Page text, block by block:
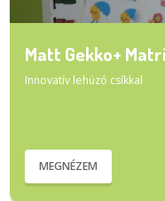
Matt Gekko+
Innovatív lehúzó csíkkal
MEGNÉZEM